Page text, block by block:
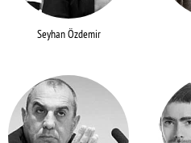
Seyhan Özdemir